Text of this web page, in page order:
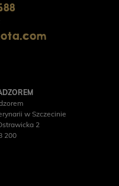
w Szczecinie
2
200